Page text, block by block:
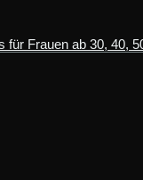
für Frauen ab 30, 40,